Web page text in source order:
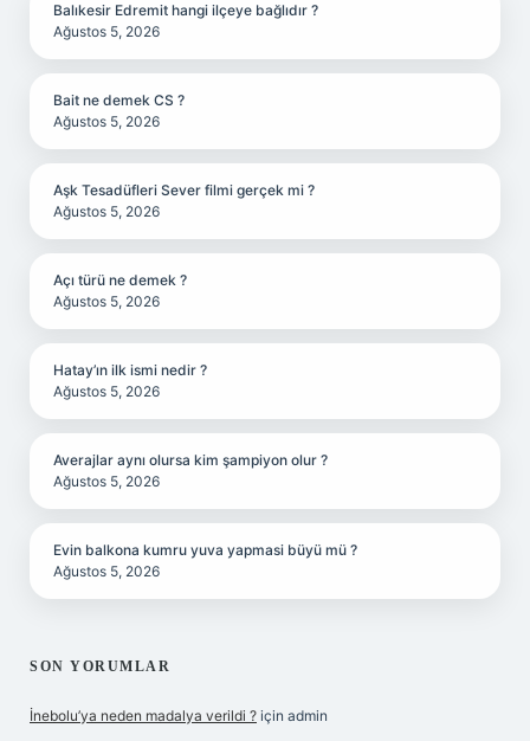
Balıkesir Edremit hangi ilçeye bağlıdır ?
Ağustos 5, 2026
Bait ne demek CS ?
Ağustos 5, 2026
Aşk Tesadüfleri Sever filmi gerçek mi ?
Ağustos 5, 2026
Açı türü ne demek ?
Ağustos 5, 2026
Hatay’ın ilk ismi nedir ?
Ağustos 5, 2026
Averajlar aynı olursa kim şampiyon olur ?
Ağustos 5, 2026
Evin balkona kumru yuva yapmasi büyü mü ?
Ağustos 5, 2026
SON YORUMLAR
İnebolu’ya neden madalya verildi ? için admin